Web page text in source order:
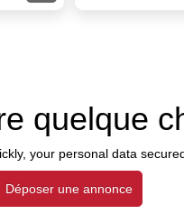
quelque
your personal data
Déposer une annonce